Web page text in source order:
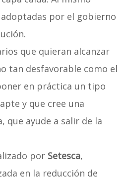
por el gobierno
que quieran alcanzar
tan desfavorable como el
en práctica un tipo
y que cree una
que ayude a salir de la
por Setesca,
en la reducción de